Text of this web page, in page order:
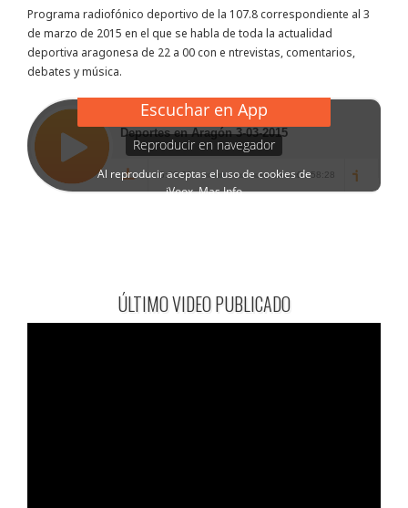
Programa radiofónico deportivo de la 107.8 correspondiente al 3
de marzo de 2015 en el que se habla de toda la actualidad
deportiva aragonesa de 22 a 00 con e ntrevistas, comentarios,
debates y música.
ÚLTIMO VIDEO PUBLICADO